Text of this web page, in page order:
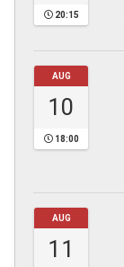
20:15
AUG
10
18:00
AUG
11